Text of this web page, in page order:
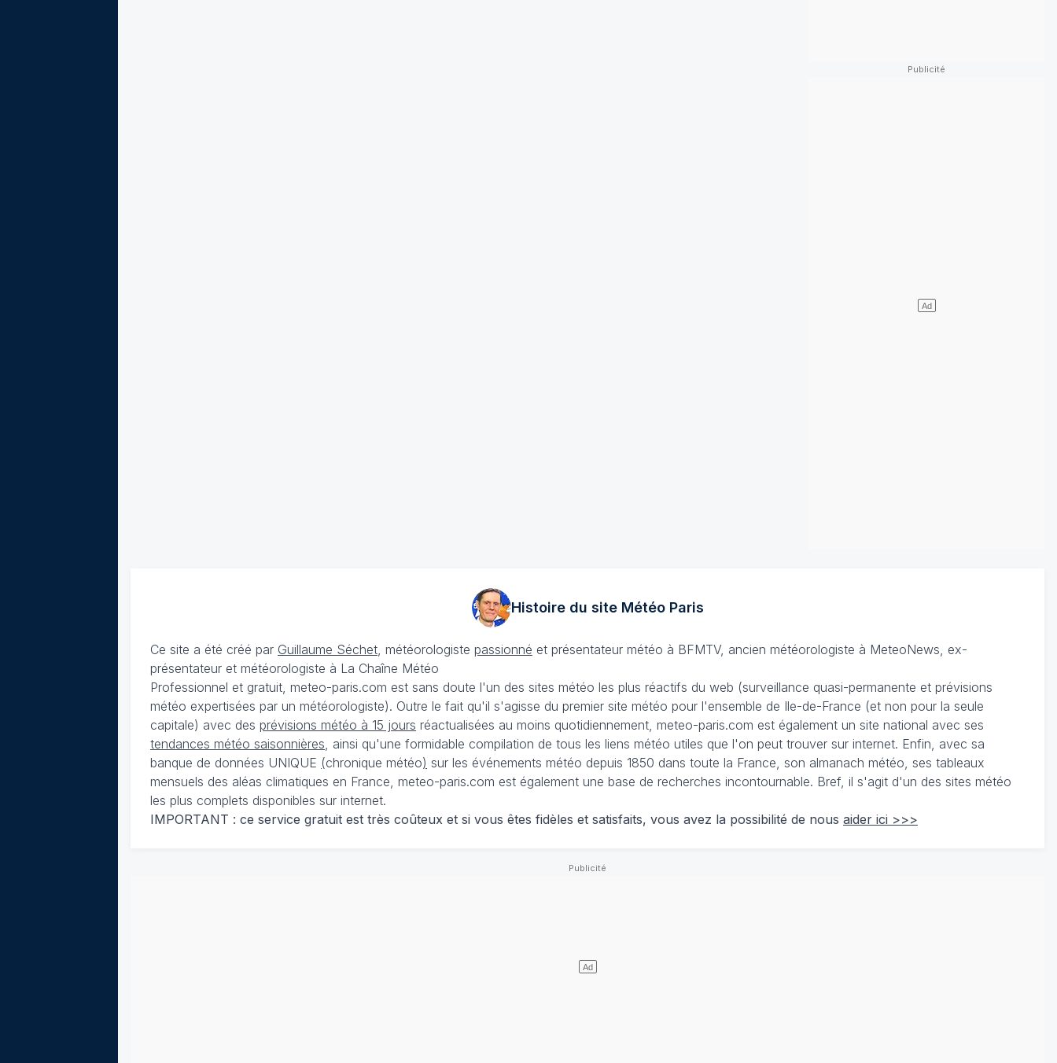
Histoire du site MétéoParis
Ce site a été créé par Guillaume Séchet , météorologiste passionné et présentateur météo à BFMTV, ancien météorologiste à MeteoNews, ex-
présentateur et météorologiste à La Chaîne Météo
Professionnel et gratuit, meteo-paris.com est sans doute l'un des sites météo les plus réactifs du web (surveillance quasi-permanente et prévisions
météo expertisées par un météorologiste). Outre le fait qu'il s'agisse du premier site météo pour l'ensemble de Ile-de-France (et non pour la seule
capitale) avec des prévisions météo à 15 jours réactualisées au moins quotidiennement, meteo-paris.com est également un site national avec ses
tendances météo saisonnières , ainsi qu'une formidable compilation de tous les liens météo utiles que l'on peut trouver sur internet. Enfin, avec sa
banque de données UNIQUE (chronique météo) sur les événements météo depuis 1850 dans toute la France, son almanach météo, ses tableaux
mensuels des aléas climatiques en France, meteo-paris.com est également une base de recherches incontournable. Bref, il s'agit d'un des sites météo
les plus complets disponibles sur internet.
IMPORTANT : ce service gratuit est très coûteux et si vous êtes fidèles et satisfaits, vous avez la possibilité de nous aider ici >>>